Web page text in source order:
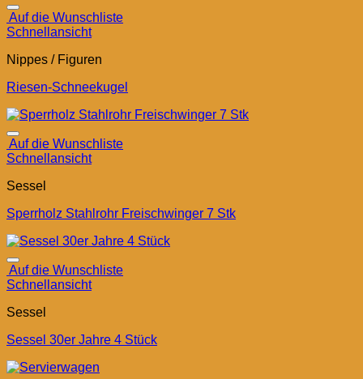
Auf die Wunschliste
Schnellansicht
Nippes / Figuren
Riesen-Schneekugel
Auf die Wunschliste
Schnellansicht
Sessel
Sperrholz Stahlrohr Freischwinger 7 Stk
Auf die Wunschliste
Schnellansicht
Sessel
Sessel 30er Jahre 4 Stück